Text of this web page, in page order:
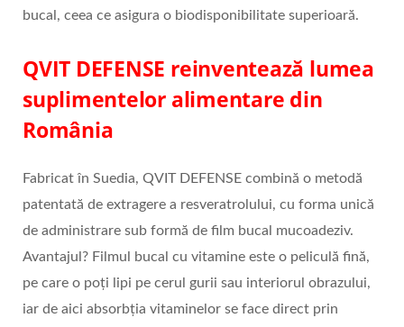
bucal, ceea ce asigura o biodisponibilitate superioară.
QVIT DEFENSE reinventează lumea
suplimentelor alimentare din
România
Fabricat în Suedia, QVIT DEFENSE combină o metodă
patentată de extragere a resveratrolului, cu forma unică
de administrare sub formă de film bucal mucoadeziv.
Avantajul? Filmul bucal cu vitamine este o peliculă fină,
pe care o poți lipi pe cerul gurii sau interiorul obrazului,
iar de aici absorbția vitaminelor se face direct prin